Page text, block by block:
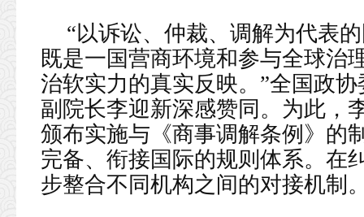
“以诉讼、仲裁、调解为代表
既是一国营商环境和参与全球治
治软实力的真实反映。”全国政
副院长李迎新深感赞同。为此，
颁布实施与《商事调解条例》的
完备、衔接国际的规则体系。在
步整合不同机构之间的对接机制